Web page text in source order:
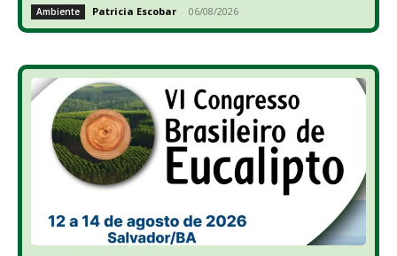
Ambiente Patricia Escobar - 06/08/2026